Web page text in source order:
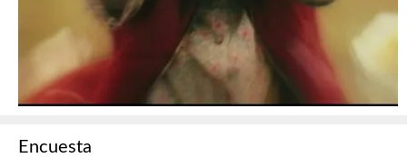
Encuesta